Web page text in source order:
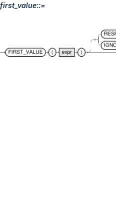
first_value::=